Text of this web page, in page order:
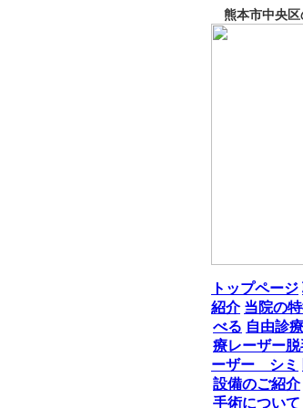
熊本市中央区
トップページ
紹介 当院の
べる 自由診
療レーザー脱
ーザー シミ
設備のご紹介
手術について